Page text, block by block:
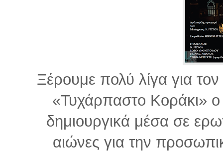
Ξέρουμε πολύ λίγα για
«Τυχάρπαστο Κοράκι»
δημιουργικά μέσα σε
αιώνες για την